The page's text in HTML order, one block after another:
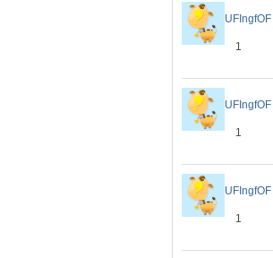
UFIngfOF
1
UFIngfOF
1
UFIngfOF
1